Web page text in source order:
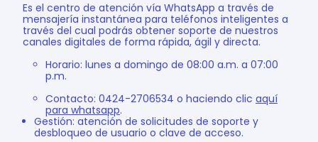
Es el centro de atención vía WhatsApp a través de
mensajería instantánea para teléfonos inteligentes a
través del cual podrás obtener soporte de nuestros
canales digitales de forma rápida, ágil y directa.
Horario: lunes a domingo de 08:00 a.m. a 07:00
p.m.
Contacto: 0424-2706534 o haciendo clic aquí
para whatsapp.
Gestión: atención de solicitudes de soporte y
desbloqueo de usuario o clave de acceso.